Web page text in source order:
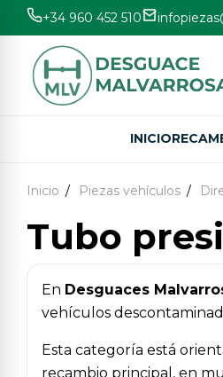
+34 960 452 510
INICIO
Inicio Piezas vehículos
Tubo
En Desguaces
vehículos
Esta categoría está
recambio principal, en